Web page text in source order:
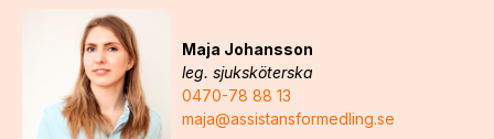
Maja Johansson
leg. sjuksköterska
0470-78 88 13
maja@assistansformedling.se